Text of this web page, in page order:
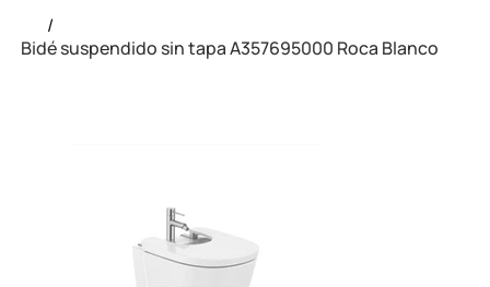
/
Bidé suspendido sin tapa A357695000 Roca Blanco